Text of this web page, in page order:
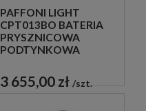
PAFFONI LIGHT
CPT013BO BATERIA
PRYSZNICOWA
PODTYNKOWA
DROŻNA
JEDNOUCHWYTOWA
3 655,00 zł szt.